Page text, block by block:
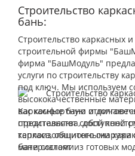
Строительство
бань:
Строительство каркасных
строительной фирмы
фирма "БашМодуль"
услуги по строительству
под ключ. Мы используем
высококачественные
вас комфортную и
представляют собой
каркаса, обшитого
материалами.
Каркасные бани
строительства, доступной
теплоизоляционными
бани состоят из готовых